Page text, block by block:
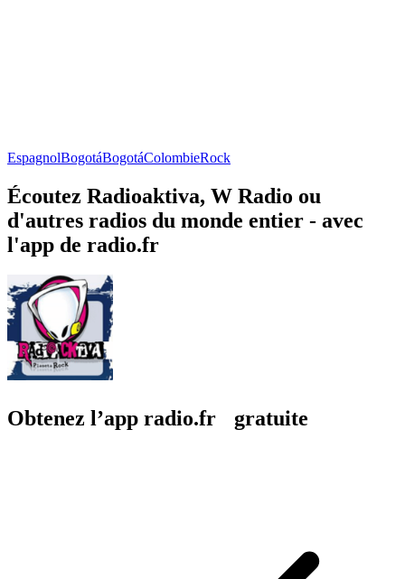
EspagnolBogotáBogotáColombieRock
Écoutez Radioaktiva, W Radio ou
d'autres radios du monde entier - avec
l'app de radio.fr
Obtenez l’app radio.fr gratuite